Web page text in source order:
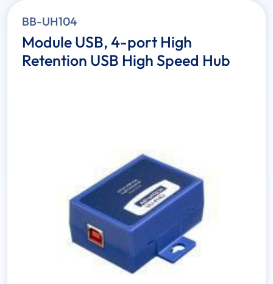
BB-UH104
Module USB, 4-port High
Retention USB High Speed Hub